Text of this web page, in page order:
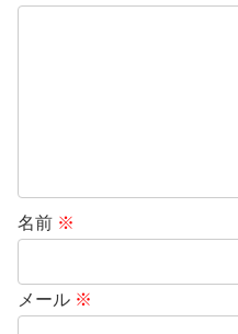
名前 ※
メール ※